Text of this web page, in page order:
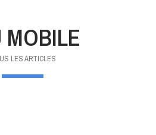
MOBILE
LES ARTICLES